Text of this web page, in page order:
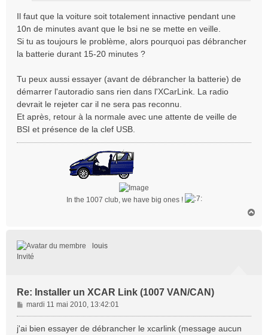
Il faut que la voiture soit totalement innactive pendant une
10n de minutes avant que le bsi ne se mette en veille.
Si tu as toujours le problème, alors pourquoi pas débrancher
la batterie durant 15-20 minutes ?
Tu peux aussi essayer (avant de débrancher la batterie) de
démarrer l'autoradio sans rien dans l'XCarLink. La radio
devrait le rejeter car il ne sera pas reconnu.
Et après, retour à la normale avec une attente de veille de
BSI et présence de la clef USB.
In the 1007 club, we have big ones !
louis
Invité
Re: Installer un XCAR Link (1007 VAN/CAN)
M
e
s
mardi 11 mai 2010, 13:42:01
j'ai bien essayer de débrancher le xcarlink (message aucun